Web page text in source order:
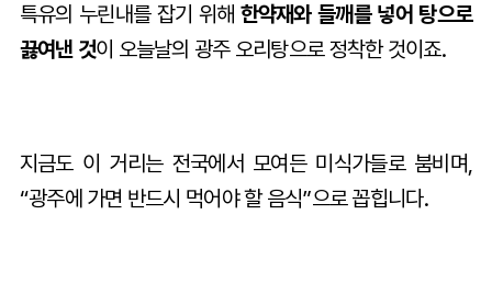
특유의 누린내를 잡기 위해 한약재와 들깨를 넣어 탕으로
끓여낸 것이 오늘날의 광주 오리탕으로 정착한 것이죠.
지금도 이 거리는 전국에서 모여든 미식가들로 붐비며,
“광주에 가면 반드시 먹어야 할 음식”으로 꼽힙니다.